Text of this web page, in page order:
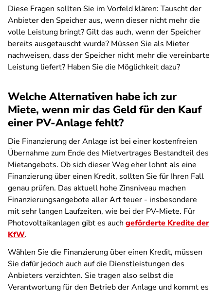
Diese Fragen sollten Sie im Vorfeld klären: Tauscht der
Anbieter den Speicher aus, wenn dieser nicht mehr die
volle Leistung bringt? Gilt das auch, wenn der Speicher
bereits ausgetauscht wurde? Müssen Sie als Mieter
nachweisen, dass der Speicher nicht mehr die vereinbarte
Leistung liefert? Haben Sie die Möglichkeit dazu?
Welche Alternativen habe ich zur
Miete, wenn mir das Geld für den Kauf
einer PV-Anlage fehlt?
Die Finanzierung der Anlage ist bei einer kostenfreien
Übernahme zum Ende des Mietvertrages Bestandteil des
Mietangebots. Ob sich dieser Weg eher lohnt als eine
Finanzierung über einen Kredit, sollten Sie für Ihren Fall
genau prüfen. Das aktuell hohe Zinsniveau machen
Finanzierungsangebote aller Art teuer - insbesondere
mit sehr langen Laufzeiten, wie bei der PV-Miete. Für
Photovoltaikanlagen gibt es auch geförderte Kredite der
KfW.
Wählen Sie die Finanzierung über einen Kredit, müssen
Sie dafür jedoch auch auf die Dienstleistungen des
Anbieters verzichten. Sie tragen also selbst die
Verantwortung für den Betrieb der Anlage und kommt es